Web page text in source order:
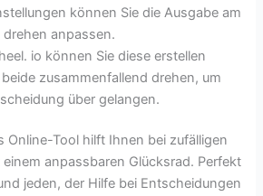
können Sie die Ausgabe am
anpassen.
io können Sie diese erstellen
zusammenfallend drehen, um
über gelangen.
Online-Tool hilft Ihnen bei zufälligen
anpassbaren Glücksrad. Perfekt
jeden, der Hilfe bei Entscheidungen